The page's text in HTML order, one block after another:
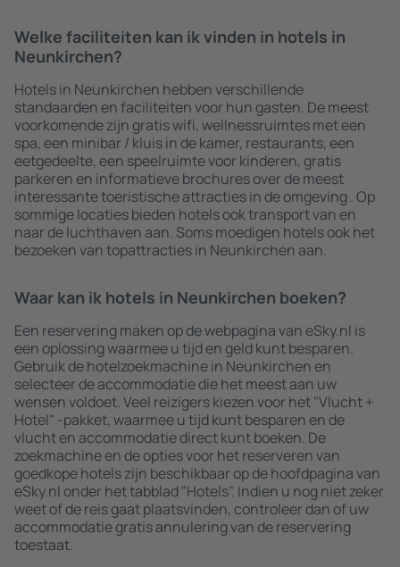
Welke faciliteiten kan ik vinden in hotels in
Neunkirchen?
Hotels in Neunkirchen hebben verschillende
standaarden en faciliteiten voor hun gasten. De meest
voorkomende zijn gratis wifi, wellnessruimtes met een
spa, een minibar / kluis in de kamer, restaurants, een
eetgedeelte, een speelruimte voor kinderen, gratis
parkeren en informatieve brochures over de meest
interessante toeristische attracties in de omgeving . Op
sommige locaties bieden hotels ook transport van en
naar de luchthaven aan. Soms moedigen hotels ook het
bezoeken van topattracties in Neunkirchen aan.
Waar kan ik hotels in Neunkirchen boeken?
Een reservering maken op de webpagina van eSky.nl is
een oplossing waarmee u tijd en geld kunt besparen.
Gebruik de hotelzoekmachine in Neunkirchen en
selecteer de accommodatie die het meest aan uw
wensen voldoet. Veel reizigers kiezen voor het "Vlucht +
Hotel" -pakket, waarmee u tijd kunt besparen en de
vlucht en accommodatie direct kunt boeken. De
zoekmachine en de opties voor het reserveren van
goedkope hotels zijn beschikbaar op de hoofdpagina van
eSky.nl onder het tabblad "Hotels". Indien u nog niet zeker
weet of de reis gaat plaatsvinden, controleer dan of uw
accommodatie gratis annulering van de reservering
toestaat.